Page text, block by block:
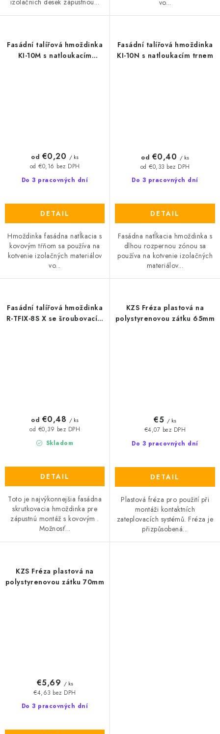
izolačních desek zápustnou... vo...
Fasádní talířová hmoždinka
KI-10M s natloukacím
Do 3 pracovných dní
od €0,16 bez DPH
od €0,20 / ks
DETAIL
Hmoždinka fasádna natĺkacia s
kovovým tŕňom sa používa na
kotvenie izolačných materiálov
vo...
Fasádní talířová hmoždinka
KI-10N s natloukacím trnem
Do 3 pracovných dní
od €0,33 bez DPH
od €0,40 / ks
DETAIL
Fasádna natĺkacia hmoždinka s
dlhou rozpernou zónou sa
používa na kotvenie izolačných
materiálov...
Fasádní talířová hmoždinka
R-TFIX-8S X se šroubovacím
Skladom
od €0,39 bez DPH
od €0,48 / ks
DETAIL
Toto je najvýkonnejšia fasádna
skrutkovacia hmoždinka pre
zápustnú montáž s kovovým .
Možnosť...
KZS Fréza plastová na
polystyrenovou zátku 65mm
Do 3 pracovných dní
€4,07 bez DPH
€5 / ks
DETAIL
Plastová fréza pro použití při
montáži kontaktních
zateplovacích systémů. Fréza je
přizpůsobená...
KZS Fréza plastová na
polystyrenovou zátku 70mm
Do 3 pracovných dní
€4,63 bez DPH
€5,69 / ks